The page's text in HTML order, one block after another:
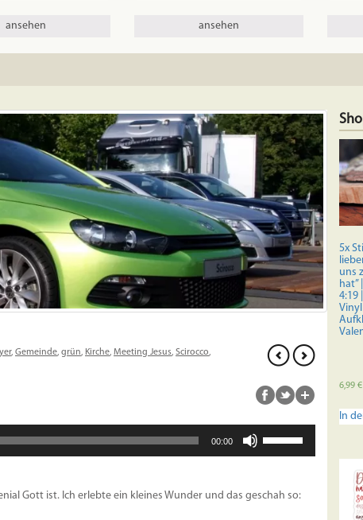
ansehen ansehen
, Gemeinde, grün, Kirche, Meeting Jesus, Scirocco,
00:00
Hoch/Runter
die
Gott ist. Ich erlebte ein kleines Wunder und das geschah so:
5x
uns
hat”
4:19
Vinyl
6,99 €
In